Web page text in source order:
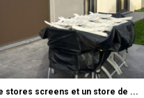
stores screens et un store de ...